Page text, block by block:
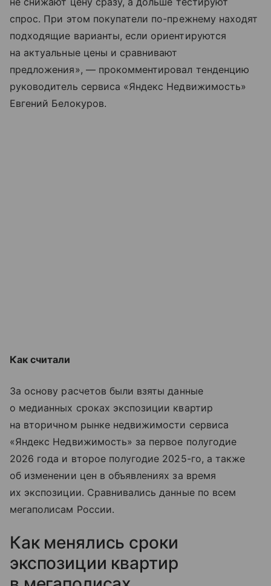
спрос. При этом покупатели по-прежнему находят
подходящие варианты, если ориентируются
на актуальные цены и сравнивают
предложения», — прокомментировал тенденцию
руководитель сервиса «Яндекс Недвижимость»
Евгений Белокуров.
Как считали
За основу расчетов были взяты данные
о медианных сроках экспозиции квартир
на вторичном рынке недвижимости сервиса
«Яндекс Недвижимость» за первое полугодие
2026 года и второе полугодие 2025-го, а также
об изменении цен в объявлениях за время
их экспозиции. Сравнивались данные по всем
мегаполисам России.
Как менялись сроки
экспозиции квартир